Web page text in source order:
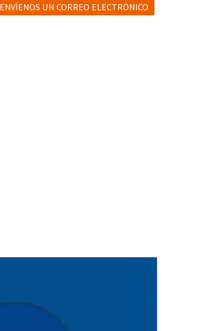
ENVÍENOS UN CORREO ELECTRÓNICO